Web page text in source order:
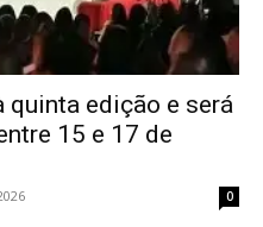
quinta edição e será
15 e 17 de
0